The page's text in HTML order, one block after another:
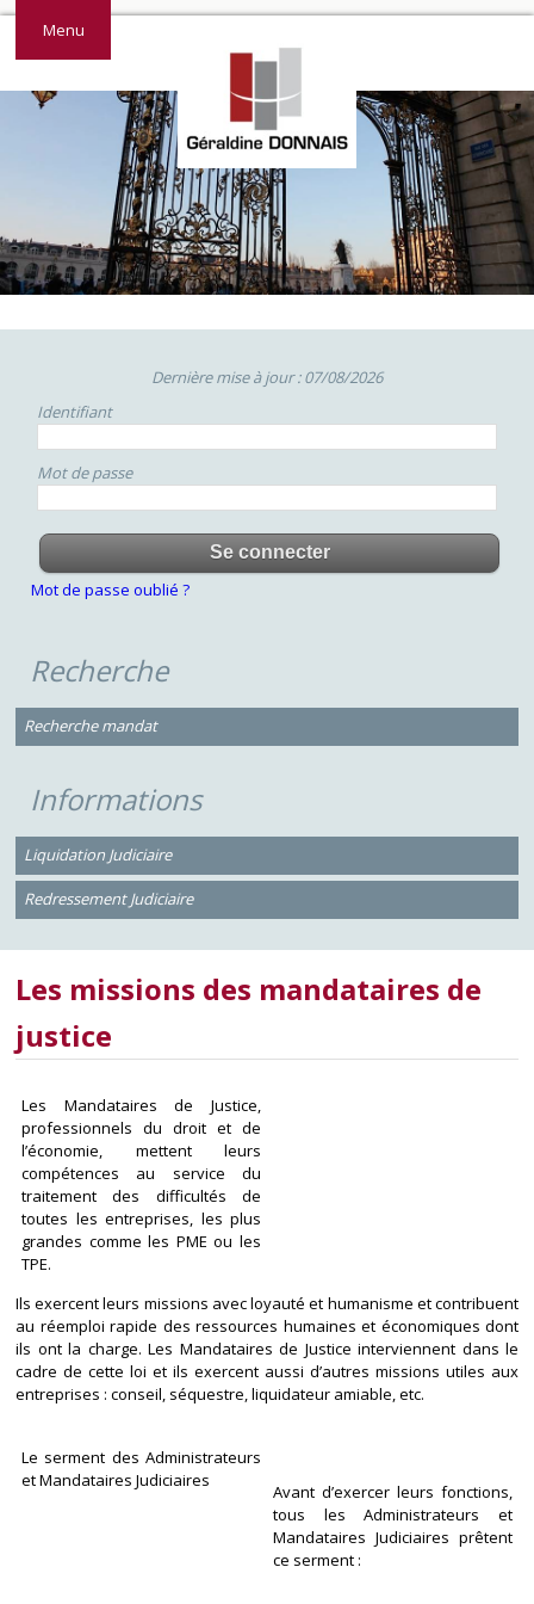
Menu
Dernière mise à jour : 07/08/2026
Identifiant
Mot de passe
Mot de passe oublié ?
Recherche
Recherche mandat
Informations
Liquidation Judiciaire
Redressement Judiciaire
Les missions des mandataires de
justice
Les Mandataires de Justice,
professionnels du droit et de
l’économie, mettent leurs
compétences au service du
traitement des difficultés de
toutes les entreprises, les plus
grandes comme les PME ou les
TPE.
Ils exercent leurs missions avec loyauté et humanisme et contribuent
au réemploi rapide des ressources humaines et économiques dont
ils ont la charge. Les Mandataires de Justice interviennent dans le
cadre de cette loi et ils exercent aussi d’autres missions utiles aux
entreprises : conseil, séquestre, liquidateur amiable, etc.
Le serment des Administrateurs
et Mandataires Judiciaires
Avant d’exercer leurs fonctions,
tous les Administrateurs et
Mandataires Judiciaires prêtent
ce serment :